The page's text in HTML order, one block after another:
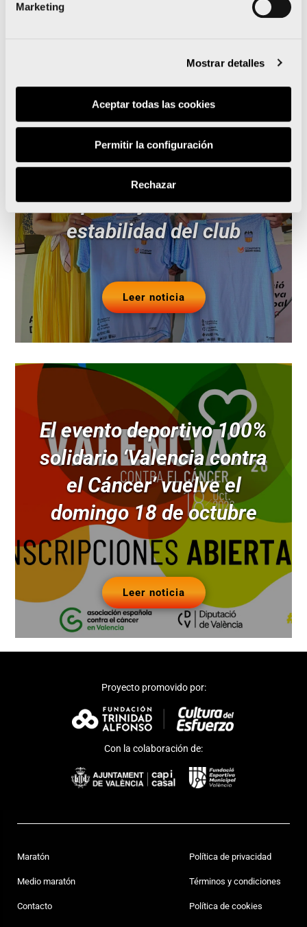
Marketing
Mostrar detalles
Aceptar todas las cookies
Permitir la configuración
Rechazar
El Maratón Valencia
patrocinará al Valencia CA
de manera excepcional
para ayudar a la
estabilidad del club
Leer noticia
El evento deportivo 100%
solidario ‘Valencia contra
el Cáncer’ vuelve el
domingo 18 de octubre
Leer noticia
Proyecto promovido por:
Con la colaboración de:
Maratón
Medio maratón
Contacto
Política de privacidad
Términos y condiciones
Política de cookies